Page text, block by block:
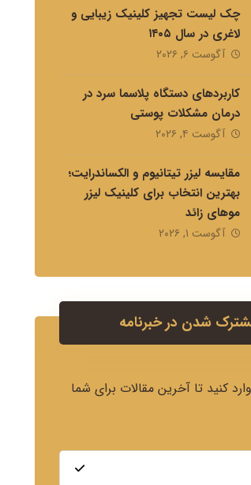
چک لیست تجهیز کلینیک زیبایی و
لاغری در سال ۱۴۰۵
آگوست ۶, ۲۰۲۶
کاربردهای دستگاه پلاسما سرد در
درمان مشکلات پوستی
آگوست ۴, ۲۰۲۶
مقایسه لیزر تیتانیوم و الکساندرایت؛
بهترین انتخاب برای کلینیک لیزر
موهای زائد
آگوست ۱, ۲۰۲۶
شدن در خبرنامه
کنید تا آخرین مقالات برای شما